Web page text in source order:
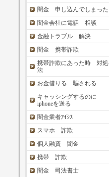
闇金 申し込んでしまった
闇金会社に電話 相談
金融トラブル 解決
闇金 携帯詐欺
携帯詐欺にあった時 対処
法
お金借りる 騙される
キャッシングするのに
iphoneを送る
闇金業者ｱｲｼｽ
スマホ 詐欺
個人融資 闇金
携帯 詐欺
闇金 司法書士